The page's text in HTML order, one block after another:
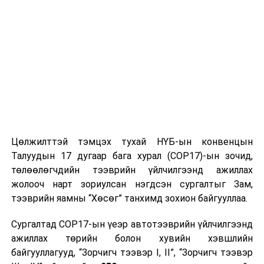
1808
Төрийн банк: Зээлийн шинэ бүтээгдэхүүнээ
танилцуулж байна
ӨМНӨХ МЭДЭЭ
Цөлжилттэй тэмцэх тухай НҮБ-ын конвенцын
Талуудын 17 дугаар бага хурал (COP17)-ын зочид,
төлөөлөгчдийн тээврийн үйлчилгээнд ажиллах
жолооч нарт зориулсан нэгдсэн сургалтыг Зам,
тээврийн яамны “Хөсөг” танхимд зохион байгууллаа.
Сургалтад COP17-ын үеэр автотээврийн үйлчилгээнд
ажиллах төрийн болон хувийн хэвшлийн
байгууллагууд, “Зорчигч тээвэр I, II”, “Зорчигч тээвэр